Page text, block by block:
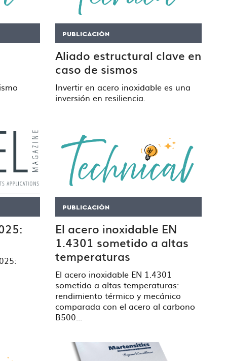
PUBLICACIÓN
Aliado estructural clave en
caso de sismos
Invertir en acero inoxidable es una
inversión en resiliencia.
PUBLICACIÓN
El acero inoxidable EN
1.4301 sometido a altas
temperaturas
El acero inoxidable EN 1.4301
sometido a altas temperaturas:
rendimiento térmico y mecánico
comparada con el acero al carbono
B500...